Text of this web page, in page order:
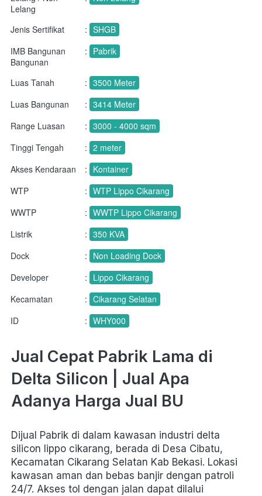
Lelang
Jenis Sertifikat : SHGB
IMB Bangunan
Bangunan
: Pabrik
Luas Tanah : 3500 Meter
Luas Bangunan
: 3414 Meter
Range Luasan
: 3000 - 4000 sqm
Tinggi Tengah
: 2 meter
Akses Kendaraan
: Kontainer
WTP
: WTP Lippo Cikarang
WWTP
: WWTP Lippo Cikarang
Listrik
: 350 KVA
Dock
: Non Loading Dock
Developer
: Lippo Cikarang
Kecamatan
: Cikarang Selatan
ID
: WHY000
Jual Cepat Pabrik Lama di
Delta Silicon | Jual Apa
Adanya Harga Jual BU
Dijual Pabrik di dalam kawasan industri delta
silicon lippo cikarang, berada di Desa Cibatu,
Kecamatan Cikarang Selatan Kab Bekasi. Lokasi
kawasan aman dan bebas banjir dengan patroli
24/7. Akses tol dengan jalan dapat dilalui